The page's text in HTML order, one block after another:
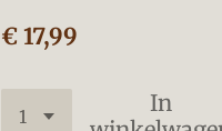
€ 17,99
In